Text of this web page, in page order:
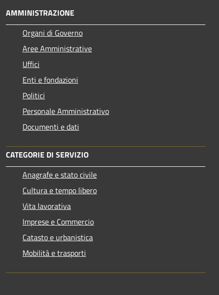
AMMINISTRAZIONE
Organi di Governo
Aree Amministrative
Uffici
Enti e fondazioni
Politici
Personale Amministrativo
Documenti e dati
CATEGORIE DI SERVIZIO
Anagrafe e stato civile
Cultura e tempo libero
Vita lavorativa
Imprese e Commercio
Catasto e urbanistica
Mobilità e trasporti